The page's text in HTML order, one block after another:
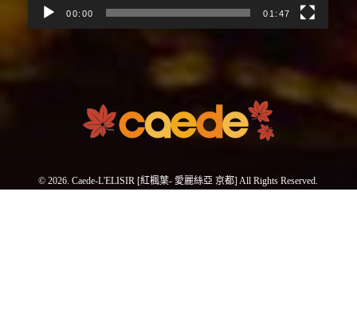
00:00 01:47
© 2026. Caede-L'ELISIR [紅楓葉- 愛麗絲亞 京都] All Rights Reserved.